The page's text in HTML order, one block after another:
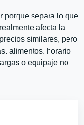
porque separa lo que
afecta la
similares, pero
alimentos, horario
o equipaje no